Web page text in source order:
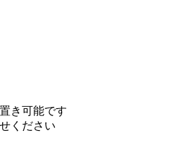
き可能です
ください